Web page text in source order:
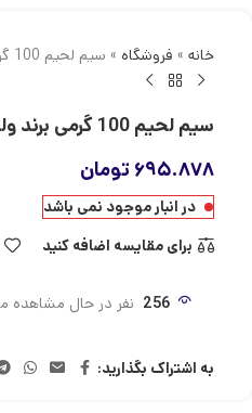
خانه » فروشگاه » سیم لحیم 100 گرمی برند ولت VOLT
سیم لحیم 100 گرمی برند ولت VOLT
۶۹۵.۸۷۸ تومان
در انبار موجود نمی باشد
برای مقایسه اضافه کنید
256 نفر در حال
به اشتراک بگذارید: